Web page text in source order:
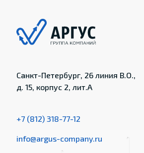
Санкт-Петербург, 26 линия В.О.,
д. 15, корпус 2, лит.А
+7 (812) 318-77-12
info@argus-company.ru